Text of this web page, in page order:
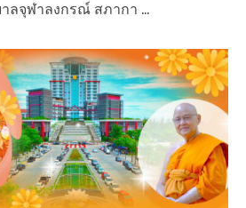
ลจุฬาลงกรณ์ สภากา …